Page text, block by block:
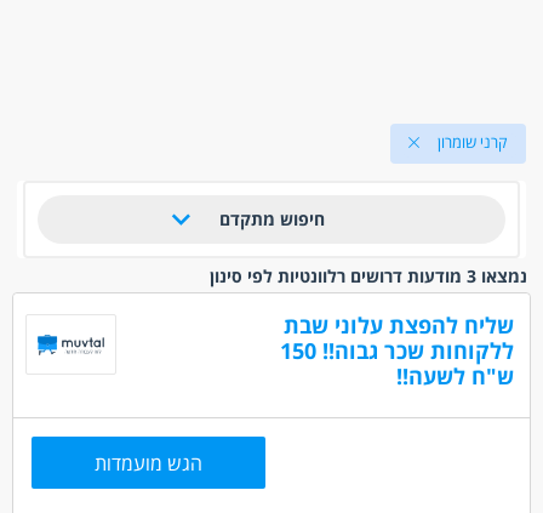
קרני שומרון
חיפוש מתקדם
נמצאו 3 מודעות דרושים רלוונטיות לפי סינון
שליח להפצת עלוני שבת
ללקוחות שכר גבוה!! 150
ש"ח לשעה!!
הגש מועמדות